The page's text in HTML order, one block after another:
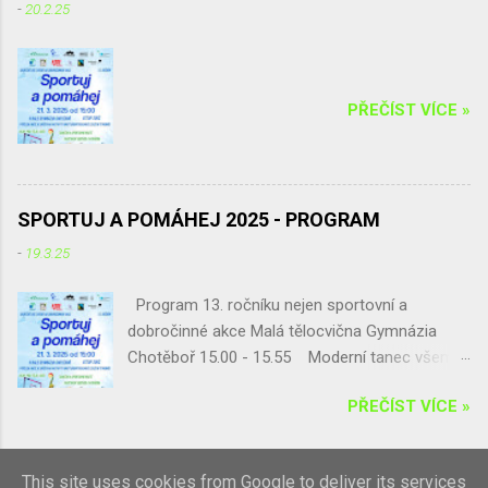
- 20.2.25
PŘEČÍST VÍCE »
SPORTUJ A POMÁHEJ 2025 - PROGRAM
- 19.3.25
Program 13. ročníku nejen sportovní a
dobročinné akce Malá tělocvična Gymnázia
Chotěboř 15.00 - 15.55 Moderní tanec všem
- 16.55 Cvičená pro dětí a rodiče (Andrea
PŘEČÍST VÍCE »
This site uses cookies from Google to deliver its services